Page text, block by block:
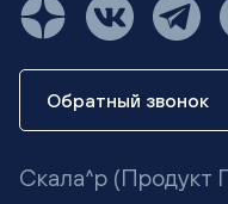
Обратный звонок
Скала^р (Продукт